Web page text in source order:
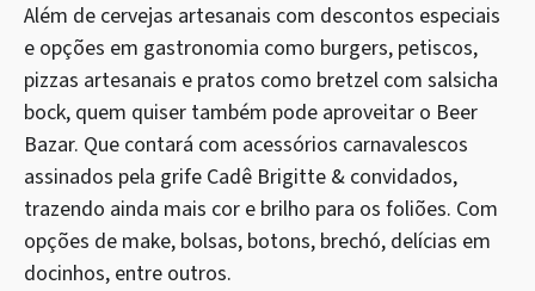
Além de cervejas artesanais com descontos especiais
e opções em gastronomia como burgers, petiscos,
pizzas artesanais e pratos como bretzel com salsicha
bock, quem quiser também pode aproveitar o Beer
Bazar. Que contará com acessórios carnavalescos
assinados pela grife Cadê Brigitte & convidados,
trazendo ainda mais cor e brilho para os foliões. Com
opções de make, bolsas, botons, brechó, delícias em
docinhos, entre outros.